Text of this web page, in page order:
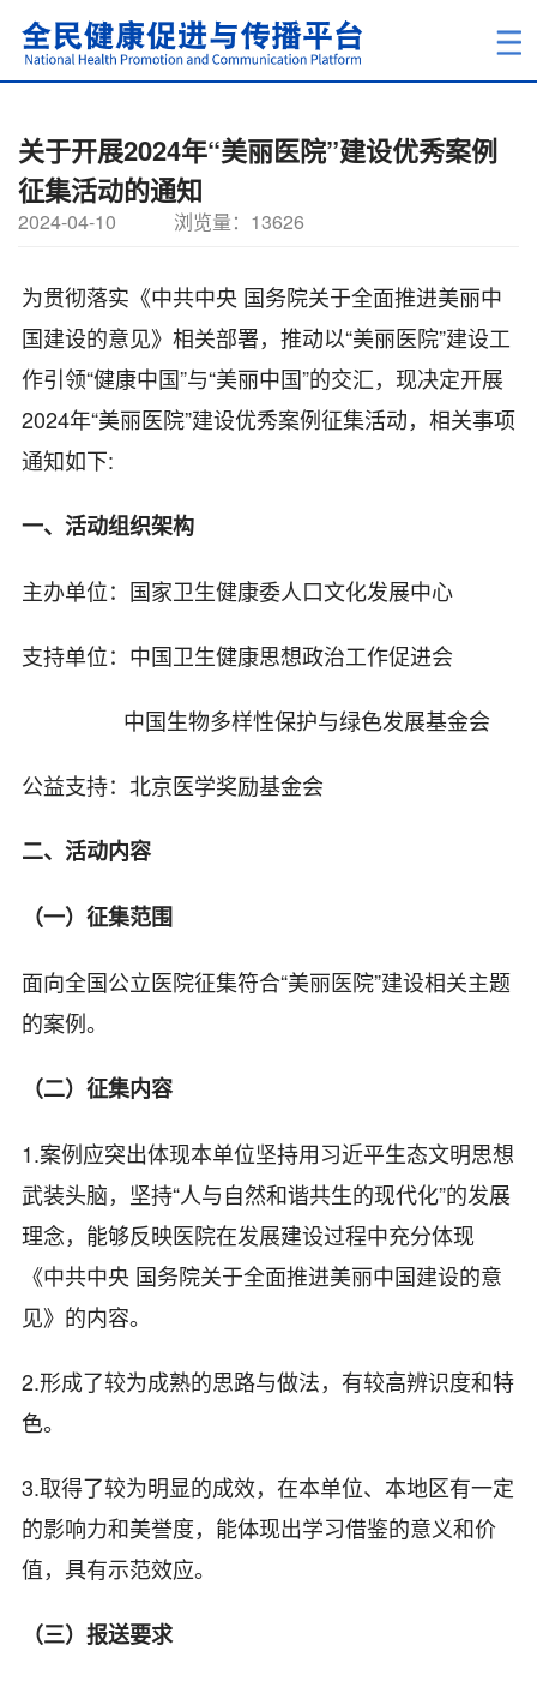
关于开展2024年“美丽医院”建设优秀案例
征集活动的通知
2024-04-10 浏览量：13626
为贯彻落实《中共中央 国务院关于全面推进美丽中
国建设的意见》相关部署，推动以“美丽医院”建设工
作引领“健康中国”与“美丽中国”的交汇，现决定开展
2024年“美丽医院”建设优秀案例征集活动，相关事项
通知如下:
一、活动组织架构
主办单位：国家卫生健康委人口文化发展中心
支持单位：中国卫生健康思想政治工作促进会
中国生物多样性保护与绿色发展基金会
公益支持：北京医学奖励基金会
二、活动内容
（一）征集范围
面向全国公立医院征集符合“美丽医院”建设相关主题
的案例。
（二）征集内容
1.案例应突出体现本单位坚持用习近平生态文明思想
武装头脑，坚持“人与自然和谐共生的现代化”的发展
理念，能够反映医院在发展建设过程中充分体现
《中共中央 国务院关于全面推进美丽中国建设的意
见》的内容。
2.形成了较为成熟的思路与做法，有较高辨识度和特
色。
3.取得了较为明显的成效，在本单位、本地区有一定
的影响力和美誉度，能体现出学习借鉴的意义和价
值，具有示范效应。
（三）报送要求